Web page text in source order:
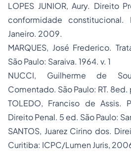
LOPES JUNIOR, Aury. Direito
conformidade constitucional.
Janeiro. 2009.
MARQUES, José Frederico.
São Paulo: Saraiva. 1964. v. 1
NUCCI, Guilherme de
Comentado. São Paulo: RT. 8ed.
TOLEDO, Franciso de Assis.
Direito Penal. 5 ed. São Paulo:
SANTOS, Juarez Cirino dos.
Curitiba: ICPC/Lumen Juris,